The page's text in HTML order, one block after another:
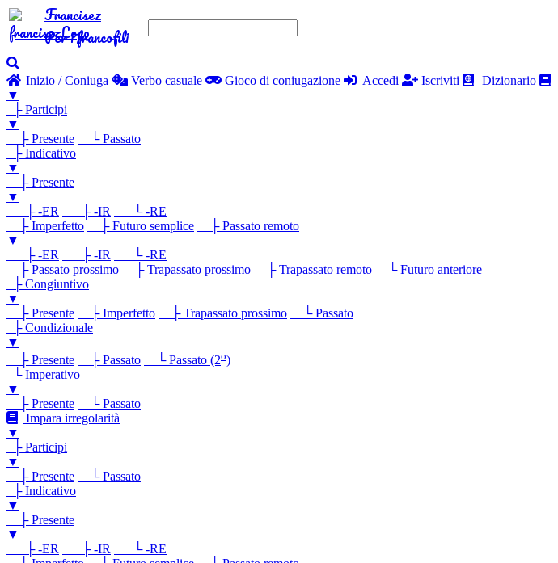
Francisez
Per i francofili
Inizio / Coniuga Verbo casuale Gioco di coniugazione Accedi Iscriviti Dizionario
▼
├ Participi
▼
├ Presente
└ Passato
├ Indicativo
▼
├ Presente
▼
├ -ER
├ -IR
└ -RE
├ Imperfetto
├ Futuro semplice
├ Passato remoto
▼
├ -ER
├ -IR
└ -RE
├ Passato prossimo
├ Trapassato prossimo ├ Trapassato remoto
└ Futuro anteriore
├ Congiuntivo
▼
├ Presente
├ Imperfetto ├ Trapassato prossimo
└ Passato
├ Condizionale
▼
├ Presente
├ Passato └ Passato (2o)
└ Imperativo
▼
├ Presente
└ Passato
Impara irregolarità
▼
├ Participi
▼
├ Presente
└ Passato
├ Indicativo
▼
├ Presente
▼
├ -ER
├ -IR
└ -RE